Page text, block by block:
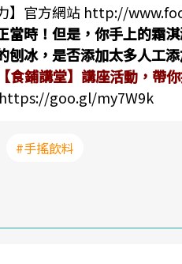
】官方網站 http://
當時！但是，你手上的霜
刨冰，是否添加太多人工添
食鋪講堂】講座活動，帶
https://goo.gl/my7W9k
#手搖飲料